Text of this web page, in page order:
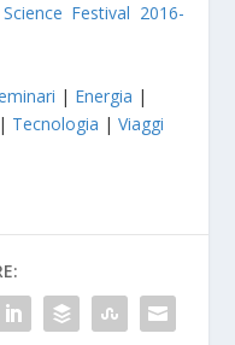
Festival 2016-
| Energia |
| Tecnologia |Viaggi